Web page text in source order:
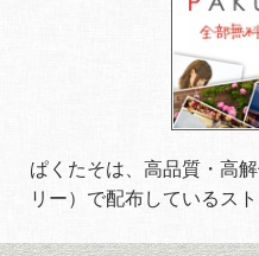
ぱくたそは、高品質・高
リー）で配布しているス